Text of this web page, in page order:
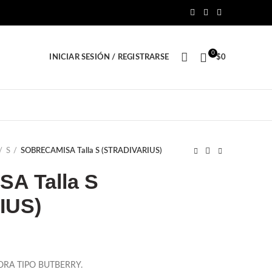
INICIAR SESIÓN / REGISTRARSE
0
$0
S SOBRECAMISA Talla S (STRADIVARIUS)
Talla S
TIPO BUTBERRY.